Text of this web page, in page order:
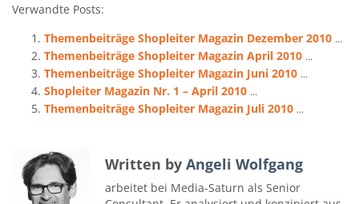
Verwandte Posts:
Themenbeiträge Shopleiter Magazin Dezember 2010 ...
Themenbeiträge Shopleiter Magazin April 2010 ...
Themenbeiträge Shopleiter Magazin Juni 2010 ...
Shopleiter Magazin Nr. 1 – April 2010 ...
Themenbeiträge Shopleiter Magazin Juli 2010 ...
Written by Angeli Wolfgang
arbeitet bei Media-Saturn als Senior